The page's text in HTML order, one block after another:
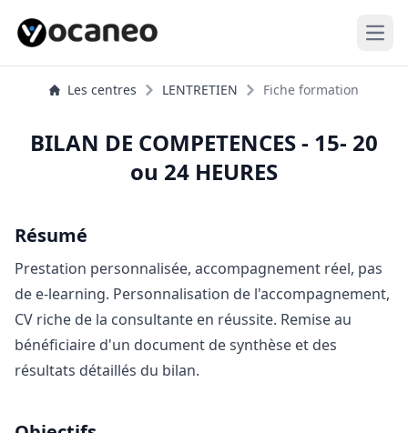
Les centres LENTRETIEN Fiche formation
BILAN DE COMPETENCES - 15- 20
ou 24 HEURES
Résumé
Prestation personnalisée, accompagnement réel, pas
de e-learning. Personnalisation de l'accompagnement,
CV riche de la consultante en réussite. Remise au
bénéficiaire d'un document de synthèse et des
résultats détaillés du bilan.